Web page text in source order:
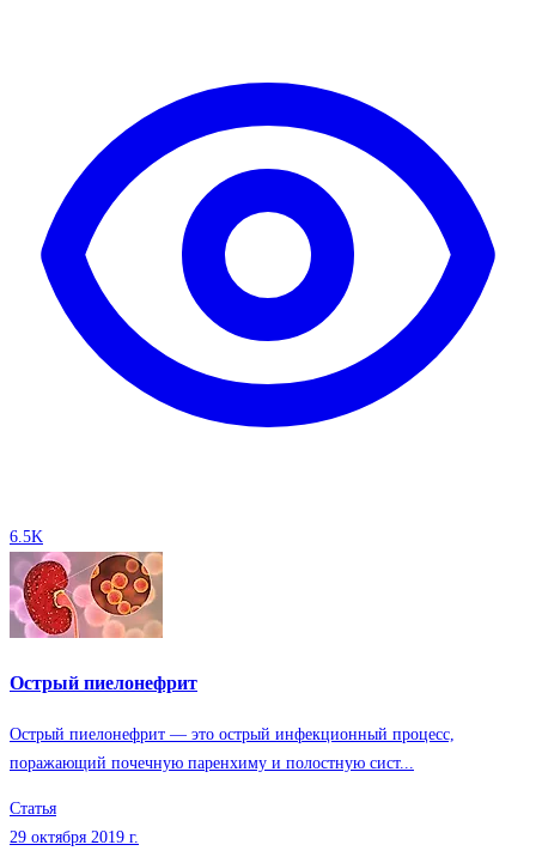
6.5K
Острый пиелонефрит
Острый пиелонефрит — это острый инфекционный процесс,
поражающий почечную паренхиму и полостную сист...
Статья
29 октября 2019 г.